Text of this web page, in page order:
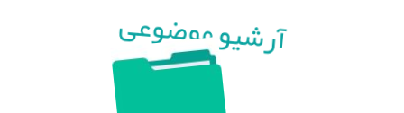
آرشیو موضوعی